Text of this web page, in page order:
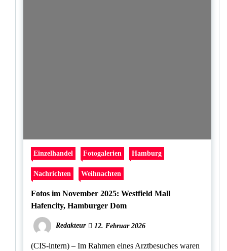
Einzelhandel Fotogalerien Hamburg
Nachrichten Weihnachten
Fotos im November 2025: Westfield Mall
Hafencity, Hamburger Dom
Redakteur 12. Februar 2026
(CIS-intern) – Im Rahmen eines Arztbesuches waren